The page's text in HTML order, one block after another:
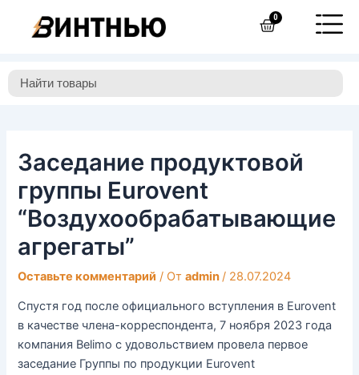
0Cart
Заседание продуктовой
группы Eurovent
“Воздухообрабатывающие
агрегаты”
Оставьте комментарий / Отadmin/ 28.07.2024
Спустя год после официального вступления в Eurovent
в качестве члена-корреспондента, 7 ноября 2023 года
компания Belimo с удовольствием провела первое
заседание Группы по продукции Eurovent